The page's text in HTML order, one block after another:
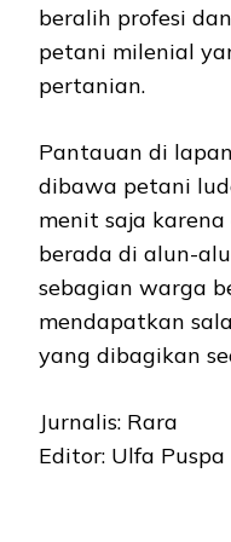
beralih profesi
petani milenial
pertanian.
Pantauan di
dibawa petani
menit saja
berada di alun-
sebagian warga
mendapatkan
yang dibagikan
Jurnalis: Rara
Editor: Ulfa Puspa